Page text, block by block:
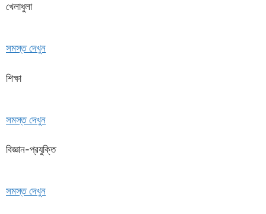
খেলাধুলা
সমস্ত দেখুন
শিক্ষা
সমস্ত দেখুন
বিজ্ঞান-প্রযুক্তি
সমস্ত দেখুন